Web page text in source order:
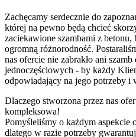
Zachęcamy serdecznie do
której na pewno będą chcieć
zaciekawione szambami z
ogromną różnorodność.
nas ofercie nie zabrakło ani
jednoczęściowych - by każdy
odpowiadający na jego potrzeby i
Dlaczego stworzona przez nas
kompleksowa!
Pomyśleliśmy o każdym aspekcie
dlatego w razie potrzeby